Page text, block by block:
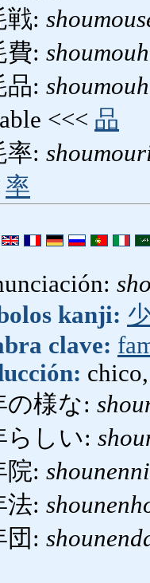
戦:
費:
品:
<<< 品
率:
率
kanji:
clave:
の様な:
らしい:
院:
法:
団: